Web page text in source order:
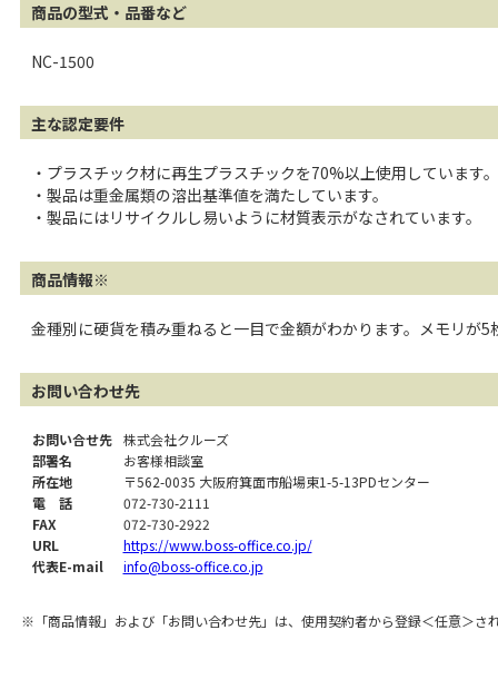
商品の型式・品番など
NC-1500
主な認定要件
・プラスチック材に再生プラスチックを70%以上使用しています。
・製品は重金属類の溶出基準値を満たしています。
・製品にはリサイクルし易いように材質表示がなされています。
商品情報※
金種別に硬貨を積み重ねると一目で金額がわかります。メモリが
お問い合わせ先
お問い合せ先
株式会社クルーズ
部署名
お客様相談室
所在地
〒562-0035 大阪府箕面市船場東1-5-13PDセンター
電 話
072-730-2111
FAX
072-730-2922
URL
https://www.boss-office.co.jp/
代表E-mail
info@boss-office.co.jp
※「商品情報」および「お問い合わせ先」は、使用契約者から登録＜任意＞さ